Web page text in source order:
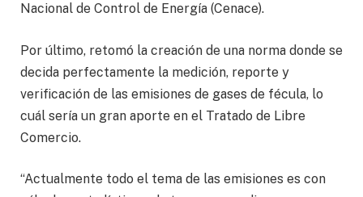
Nacional de Control de Energía (Cenace).
Por último, retomó la creación de una norma donde se
decida perfectamente la medición, reporte y
verificación de las emisiones de gases de fécula, lo
cuál sería un gran aporte en el Tratado de Libre
Comercio.
“Actualmente todo el tema de las emisiones es con